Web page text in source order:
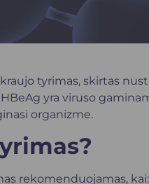
tyrimas, skirtas
yra viruso
organizme.
rekomenduojamas, kai: